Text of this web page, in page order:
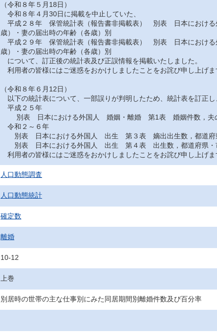
（令和８年５月18日）
令和８年４月30日に掲載を中止していた、
平成２８年 保管統計表（報告書非掲載表） 別表 日本におけ
歳）・妻の届出時の年齢（各歳）別
平成２９年 保管統計表（報告書非掲載表） 別表 日本におけ
歳）・妻の届出時の年齢（各歳）別
について、訂正後の統計表及び正誤情報を掲載いたしました。
利用者の皆様にはご迷惑をおかけしましたことをお詫び申し上げま
（令和８年６月12日）
以下の統計表について、一部誤りが判明したため、統計表を訂正し
平成２５年
別表 日本における外国人 婚姻・離婚 第1表 婚姻件数，夫の
令和２～６年
別表 日本における外国人 出生 第３表 嫡出出生数，都道府県
別表 日本における外国人 出生 第４表 出生数，都道府県・市
利用者の皆様にはご迷惑をおかけしましたことをお詫び申し上げま
人口動態調査
人口動態統計
確定数
離婚
10-12
上巻
別居時の世帯の主な仕事別にみた同居期間別離婚件数及び百分率